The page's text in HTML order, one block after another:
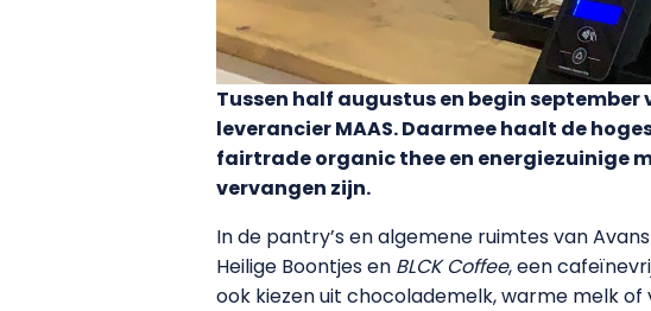
Tussen half augustus en begin
leverancier MAAS. Daarmee haalt de
fairtrade organic thee en energiezuinige
vervangen zijn.
In de pantry’s en algemene ruimtes van
Heilige Boontjes en BLCK Coffee, een
ook kiezen uit chocolademelk, warme melk